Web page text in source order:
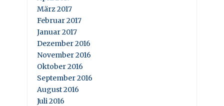
März 2017
Februar 2017
Januar 2017
Dezember 2016
November 2016
Oktober 2016
September 2016
August 2016
Juli 2016